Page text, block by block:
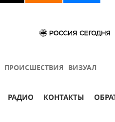
ПРОИСШЕСТВИЯ ВИЗУАЛ
РАДИО КОНТАКТЫ